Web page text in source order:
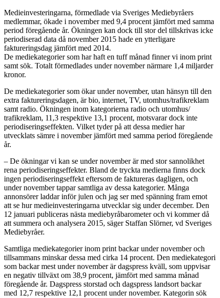
Medieinvesteringarna, förmedlade via Sveriges Mediebyråers
medlemmar, ökade i november med 9,4 procent jämfört med samma
period föregående år. Ökningen kan dock till stor del tillskrivas icke
periodiserad data då november 2015 hade en ytterligare
faktureringsdag jämfört med 2014.
De mediekategorier som har haft en tuff månad finner vi inom print
samt sök. Totalt förmedlades under november närmare 1,4 miljarder
kronor.
De mediekategorier som ökar under november, utan hänsyn till den
extra faktureringsdagen, är bio, internet, TV, utomhus/trafikreklam
samt radio. Ökningen inom kategorierna radio och utomhus/
trafikreklam, 11,3 respektive 13,1 procent, motsvarar dock inte
periodiseringseffekten. Vilket tyder på att dessa medier har
utvecklats sämre i november jämfört med samma period föregående
år.
– De ökningar vi kan se under november är med stor sannolikhet
rena periodiseringseffekter. Bland de tryckta medierna finns dock
ingen periodiseringseffekt eftersom de faktureras dagligen, och
under november tappar samtliga av dessa kategorier. Många
annonsörer laddar inför julen och jag ser med spänning fram emot
att se hur medieinvesteringarna utvecklar sig under december. Den
12 januari publiceras nästa mediebyråbarometer och vi kommer då
att summera och analysera 2015, säger Staffan Slörner, vd Sveriges
Mediebyråer.
Samtliga mediekategorier inom print backar under november och
tillsammans minskar dessa med cirka 14 procent. Den mediekategori
som backar mest under november är dagspress kväll, som uppvisar
en negativ tillväxt om 38,9 procent, jämfört med samma månad
föregående år. Dagspress storstad och dagspress landsort backar
med 12,7 respektive 12,1 procent under november. Kategorin sök